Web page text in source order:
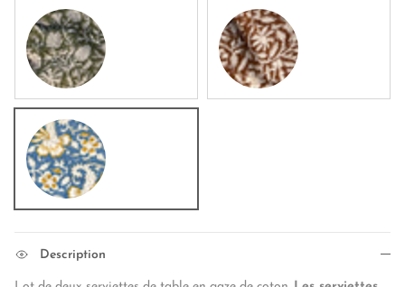
Fleurs kaki Fleurs terra
Fleurs bleues
Description